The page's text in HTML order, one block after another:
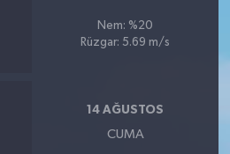
Nem: %20
Rüzgar: 5.69 m/s
14 AĞUSTOS
CUMA